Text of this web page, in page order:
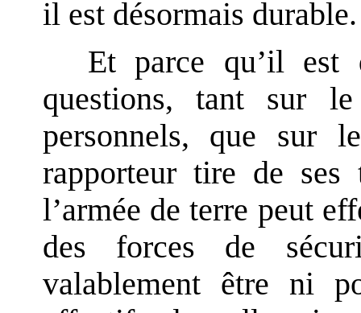
il est désormais durable.
Et parce qu’il est
questions, tant sur
personnels, que sur
rapporteur tire de
l’armée de terre peut
des forces de
valablement être ni